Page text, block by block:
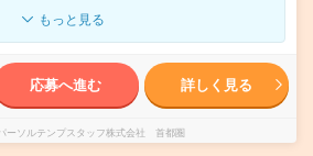
もっと見る
応募へ進む 詳しく見る
ーソルテンプスタッフ株式会社 首都圏